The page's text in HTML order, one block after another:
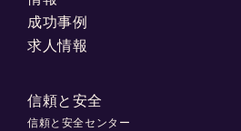
成功事例
求人情報
信頼と安全
信頼と安全センター